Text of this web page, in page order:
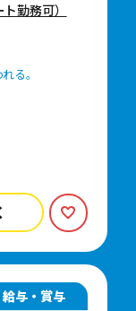
勤務可）
る。
給与・賞与